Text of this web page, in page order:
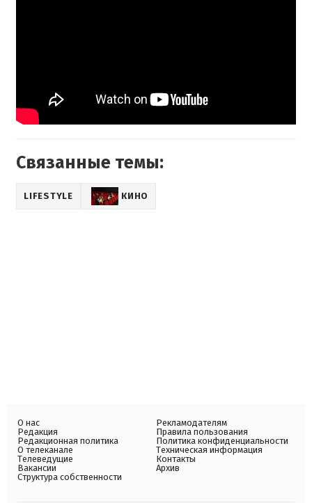
Связанные темы:
LIFESTYLE КИНО
О нас
Редакция
Редакционная политика
О телеканале
Телеведущие
Вакансии
Структура собственности
Рекламодателям
Правила пользования
Политика конфиденциальности
Техническая информация
Контакты
Архив